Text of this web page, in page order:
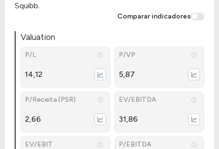
Squibb.
Comparar indicadores
Valuation
P/L
14,12
P/VP
5,87
P/Receita (PSR)
2,66
EV/EBITDA
31,86
EV/EBIT P/EBITDA